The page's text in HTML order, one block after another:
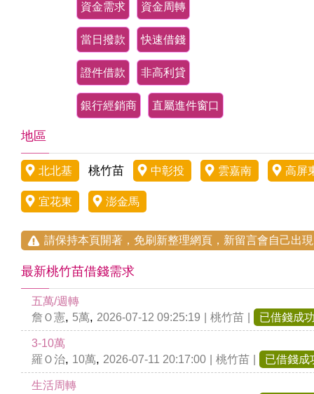
資金需求 資金周轉
當日撥款 快速借錢
證件借款 非高利貸
銀行經銷商 直屬進件窗口
地區
北北基 桃竹苗 中彰投 雲嘉南 高屏
宜花東 澎金馬
請保持本頁開著，免刷新整理網頁，新留言會自己出
最新桃竹苗借錢需求
五萬/週轉
詹Ｏ憲, 5萬, 2026-07-12 09:25:19 桃竹苗 已借錢成
3-10萬
羅Ｏ治, 10萬, 2026-07-11 20:17:00 桃竹苗 已借錢成
生活周轉